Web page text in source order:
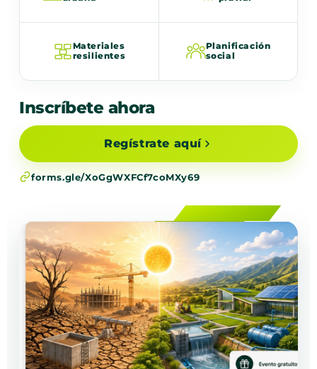
Materiales
resilientes
Planificación
social
Inscríbete ahora
Regístrate aquí
forms.gle/XoGgWXFCf7coMXy69